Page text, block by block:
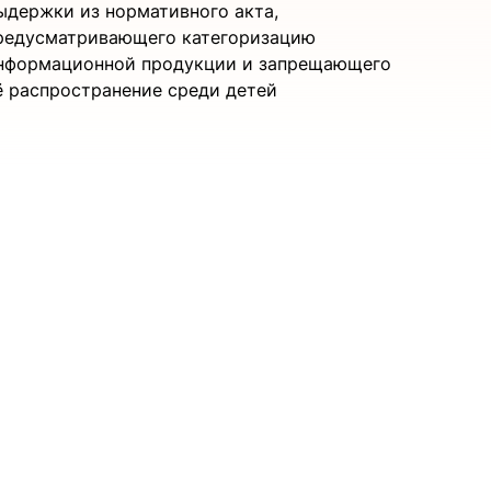
из нормативного акта,
категоризацию
продукции и запрещающего
распространение среди детей